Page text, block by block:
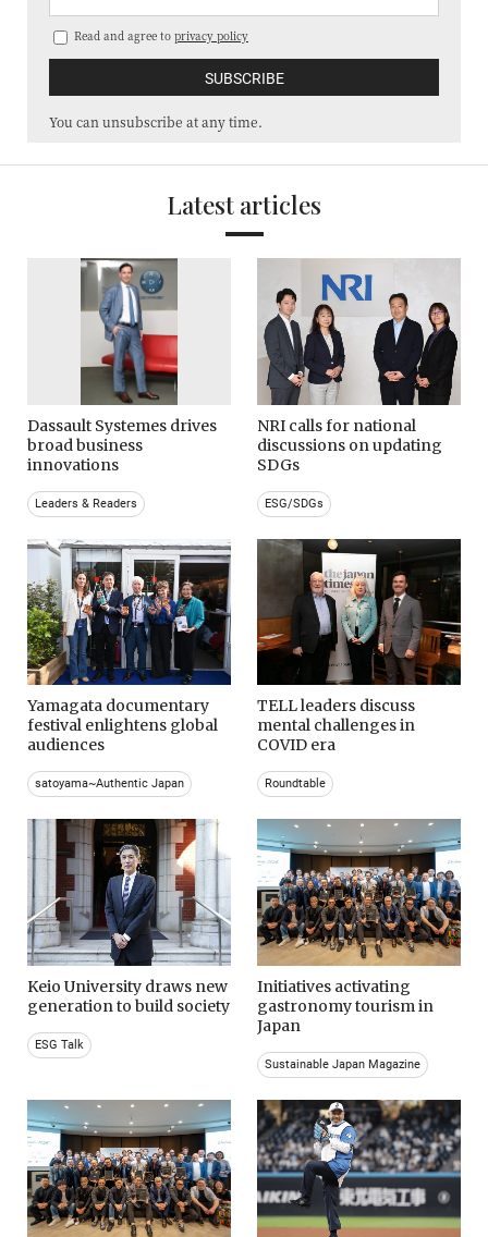
Read and agree to privacy policy
You can unsubscribe at any time.
Latest articles
Dassault Systemes drives
broad business
innovations
Leaders & Readers
NRI calls for national
discussions on updating
SDGs
ESG/SDGs
Yamagata documentary
festival enlightens global
audiences
satoyama~Authentic Japan
TELL leaders discuss
mental challenges in
COVID era
Roundtable
Keio University draws new
generation to build society
ESG Talk
Initiatives activating
gastronomy tourism in
Japan
Sustainable Japan Magazine